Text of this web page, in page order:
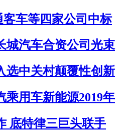
客车等四家公司中标
城汽车合资公司光束
选中关村颠覆性创新
乘用车新能源2019年
底特律三巨头联手